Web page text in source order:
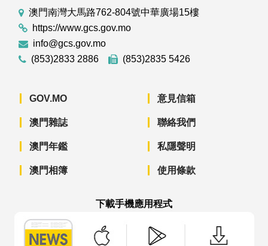
澳門南灣大馬路762-804號中華廣場15樓
https://www.gcs.gov.mo
info@gcs.gov.mo
(853)2833 2886
(853)2835 5426
GOV.MO
澳門雜誌
澳門年鑑
澳門相簿
意見信箱
聯絡我們
私隱聲明
使用條款
下載手機應用程式